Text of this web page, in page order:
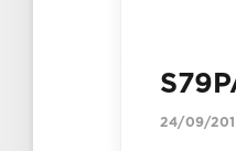
24/09/